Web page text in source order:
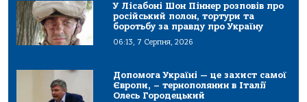
У Лісабоні Шон Піннер розповів про
російський полон, тортури та
боротьбу за правду про Україну
06:13, 7 Серпня, 2026
Допомога Україні — це захист самої
Європи, – тернополянин в Італії
Олесь Городецький